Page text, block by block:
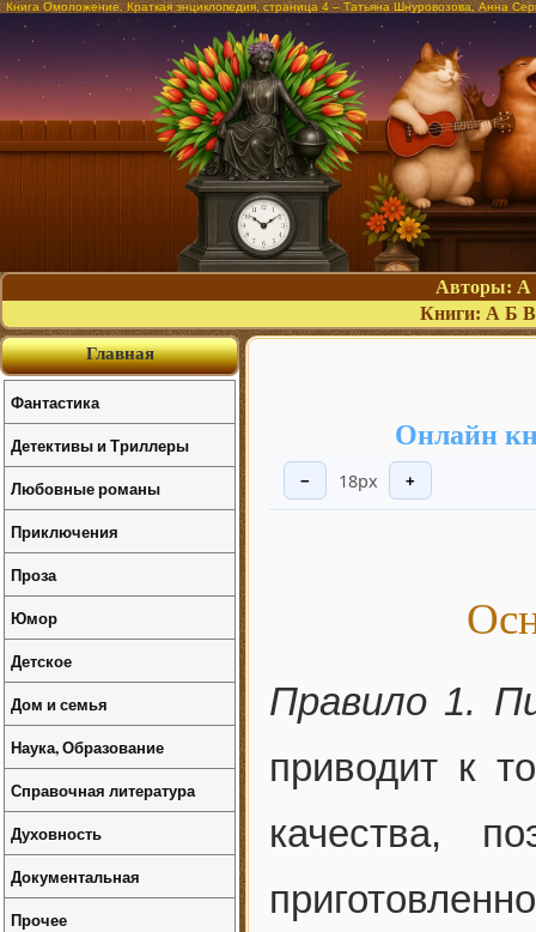
Книга Омоложение. Краткая энциклопедия, страница 4 – Татьяна Шнуровозова, Анна
Авторы: А
Книги: А Б В
Онлайн
− 18px +
Правило 1.
приводит к
качества,
Главная
Фантастика
Детективы и Триллеры
Любовные романы
Приключения
Проза
Юмор
Детское
Дом и семья
Наука, Образование
Справочная литература
Духовность
Документальная
Прочее